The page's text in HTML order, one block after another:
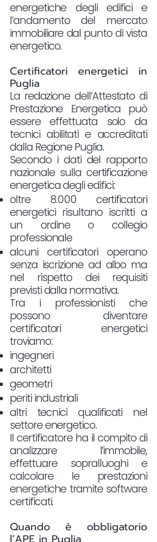
energetiche degli edifici e
l’andamento del mercato
immobiliare dal punto di vista
energetico.
Certificatori energetici in
Puglia
La redazione dell’Attestato di
Prestazione Energetica può
essere effettuata solo da
tecnici abilitati e accreditati
dalla Regione Puglia.
Secondo i dati del rapporto
nazionale sulla certificazione
energetica degli edifici:
oltre 8.000 certificatori
energetici risultano iscritti a
un ordine o collegio
professionale
alcuni certificatori operano
senza iscrizione ad albo ma
nel rispetto dei requisiti
previsti dalla normativa.
Tra i professionisti che
possono diventare
certificatori energetici
troviamo:
ingegneri
architetti
geometri
periti industriali
altri tecnici qualificati nel
settore energetico.
Il certificatore ha il compito di
analizzare l’immobile,
effettuare sopralluoghi e
calcolare le prestazioni
energetiche tramite software
certificati.
Quando è obbligatorio